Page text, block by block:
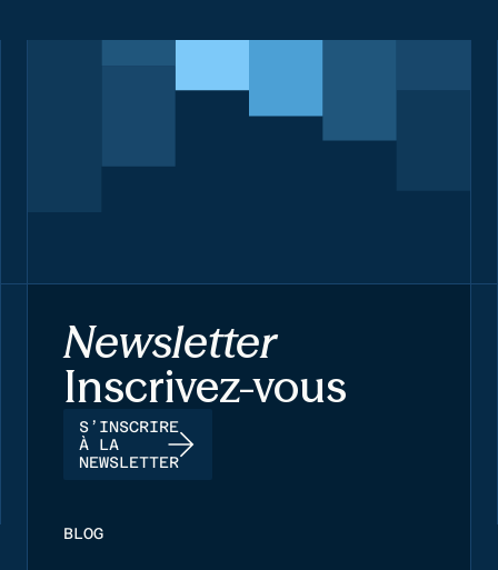
Newsletter
Inscrivez-vous
S’INSCRIRE
À LA
NEWSLETTER
BLOG